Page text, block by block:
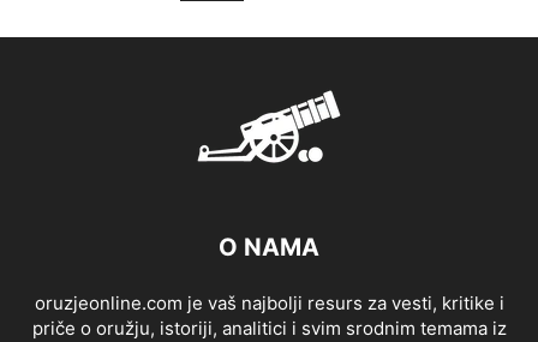
O NAMA
oruzjeonline.com je vaš najbolji resurs za vesti, kritike i
priče o oružju, istoriji, analitici i svim srodnim temama iz